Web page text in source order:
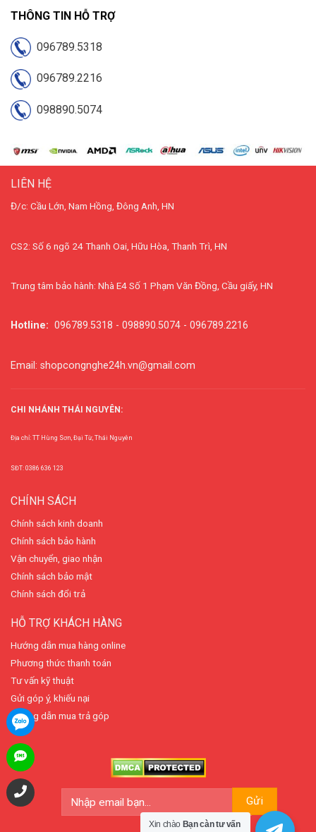
THÔNG TIN HỖ TRỢ
096789.5318
096789.2216
098890.5074
LIÊN HỆ
Đ/c: Cầu Lớn, Nam Hồng, Đông Anh, HN
CS2: Số 6 ngõ 24 Thanh Oai, Hữu Hòa, Thanh Trì, HN
Trung tâm bảo hành: Nhà E4 Số 1 Phạm Văn Đồng, Cầu giấy, HN
Hotline: 096789.5318 - 098890.5074 - 096789.2216
Email: shopcongnghe24h.vn@gmail.com
CHI NHÁNH THÁI NGUYÊN:
Địa chỉ: TT Hùng Sơn, Đại Từ, Thái Nguyên
SĐT: 0386 636 123
CHÍNH SÁCH
Chính sách kinh doanh
Chính sách bảo hành
Vận chuyển, giao nhận
Chính sách bảo mật
Chính sách đổi trả
HỖ TRỢ KHÁCH HÀNG
Hướng dẫn mua hàng online
Phương thức thanh toán
Tư vấn kỹ thuật
Gửi góp ý, khiếu nại
Hướng dẫn mua trả góp
Xin chào Bạn càn tư vấn